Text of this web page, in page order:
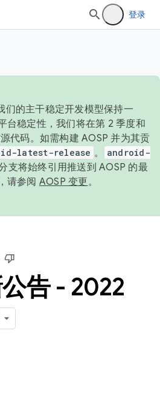
登录
们的主干稳定开发模型保持一
台稳定性，我们将在第 2 季度和
代码。如需构建 AOSP 并为其贡
latest-release 。
android-
支将始终引用推送到 AOSP 的最
请参阅 AOSP 变更。
告 - 2022